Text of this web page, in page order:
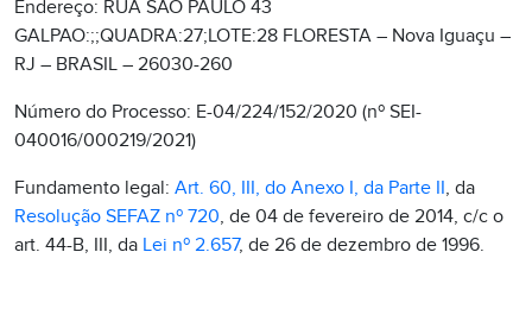
Endereço: RUA SAO PAULO 43
GALPAO:;;QUADRA:27;LOTE:28 FLORESTA – Nova Iguaçu –
RJ – BRASIL – 26030-260
Número do Processo: E-04/224/152/2020 (nº SEI-
040016/000219/2021)
Fundamento legal: Art. 60, III, do Anexo I, da Parte II, da
Resolução SEFAZ nº 720, de 04 de fevereiro de 2014, c/c o
art. 44-B, III, da Lei nº 2.657, de 26 de dezembro de 1996.